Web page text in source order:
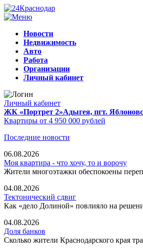
Новости
Недвижимость
Авто
Работа
Организации
Личный кабинет
Личный кабинет
ЖК «Портрет 2»Адыгея, пгт.
Квартиры от 4 950 000 рублей
Последние новости
06.08.2026
Моя квартира - что хочу, то и ворочу
Жители многоэтажки обеспокоены
04.08.2026
Тектонический сдвиг
Как «дело Долиной» повлияло на
04.08.2026
Доля банков
Сколько жители Краснодарского края